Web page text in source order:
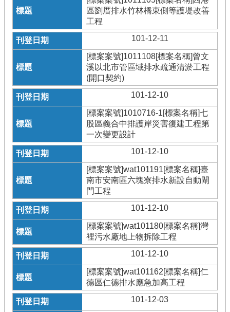
區劉厝排水竹林橋東側等護堤改善
工程
101-12-11
[標案案號]1011108[標案名稱]曾文
溪以北市管區域排水疏通清淤工程
(開口契約)
101-12-10
[標案案號]1010716-1[標案名稱]七
股區義合中排護岸災害復建工程第
一次變更設計
101-12-10
[標案案號]wat101191[標案名稱]臺
南市安南區六塊寮排水新設自動閘
門工程
101-12-10
[標案案號]wat101180[標案名稱]灣
裡污水廠地上物拆除工程
101-12-10
[標案案號]wat101162[標案名稱]仁
德區仁德排水應急加高工程
101-12-03